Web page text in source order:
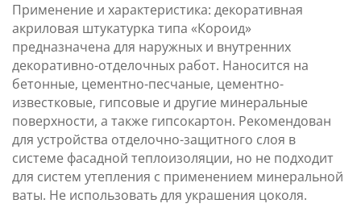
Применение и характеристика: декоративная
акриловая штукатурка типа «Короид»
предназначена для наружных и внутренних
декоративно-отделочных работ. Наносится на
бетонные, цементно-песчаные, цементно-
известковые, гипсовые и другие минеральные
поверхности, а также гипсокартон. Рекомендован
для устройства отделочно-защитного слоя в
системе фасадной теплоизоляции, но не подходит
для систем утепления с применением минеральной
ваты. Не использовать для украшения цоколя.